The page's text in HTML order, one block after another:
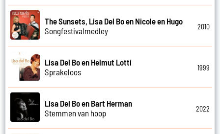
The Sunsets, Lisa Del Bo en Nicole en Hugo
Songfestivalmedley
2010
Lisa Del Bo en Helmut Lotti
Sprakeloos
1999
Lisa Del Bo en Bart Herman
Stemmen van hoop
2022